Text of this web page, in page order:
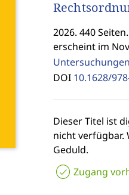
2026. 440 Seiten.
erscheint im
DOI 10.1628/
Dieser Titel ist
nicht verfügbar.
Geduld.
Zugang